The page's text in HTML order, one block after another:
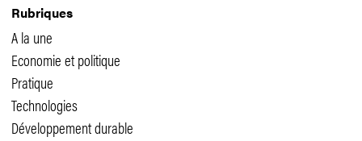
Rubriques
A la une
Economie et politique
Pratique
Technologies
Développement durable